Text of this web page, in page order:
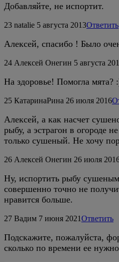
Добавляйте, не испортит.
23 natalie 5 августа 2013Ответить
Алексей, спасибо ! Было
24 Алексей Онегин 5 августа
На здоровье! Помогла мята?
25 КатаринаРина 26 июля 2016
Алексей, а как насчет
рыбу, а эстрагон в огороде
только сушеный. Не хочу
26 Алексей Онегин 26 июля
Ну, испортить рыбу сушеным
совершенно точно не
нравится больше.
27 Вадим 7 июня 2021Ответить
Подскажите, пожалуйста,
сколько по времени ее нужно